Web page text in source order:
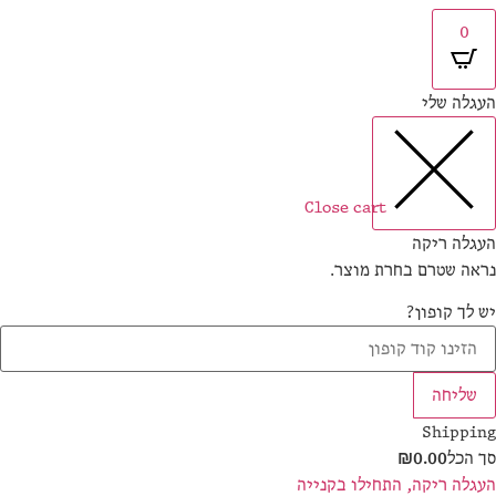
שלי
Close cart
ריקה
שטרם בחרת מוצר.
לך קופון?
שליחה
הכל
₪0.00
ריקה, התחילו בקנייה